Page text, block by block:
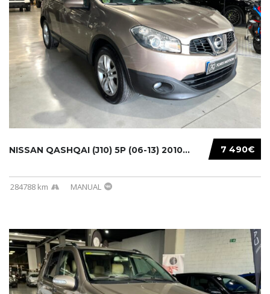
7 490€
NISSAN QASHQAI (J10) 5P (06-13) 2010...
284788 km MANUAL